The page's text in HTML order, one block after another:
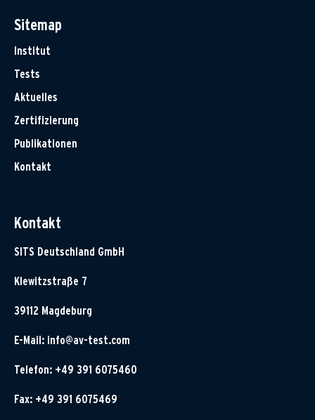
Sitemap
Institut
Tests
Aktuelles
Zertifizierung
Publikationen
Kontakt
Kontakt
SITS Deutschland GmbH
Klewitzstraße 7
39112 Magdeburg
E-Mail: info@av-test.com
Telefon: +49 391 6075460
Fax: +49 391 6075469